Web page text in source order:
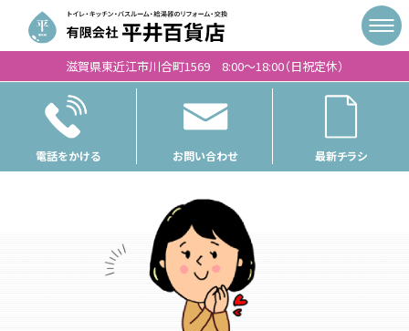
滋賀県東近江市川合町1569 8:00〜18:00（日祝定休）
電話をかける お問い合わせ 最新チラシ